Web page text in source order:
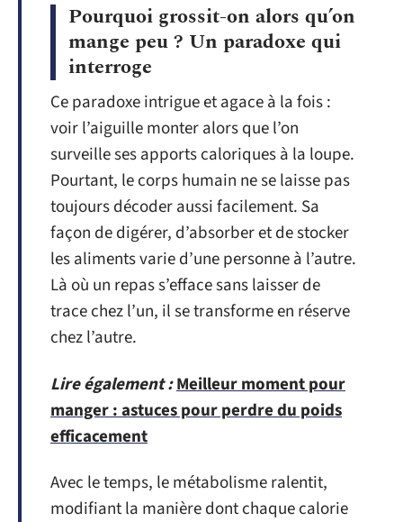
Pourquoi grossit-on alors qu’on
mange peu ? Un paradoxe qui
interroge
Ce paradoxe intrigue et agace à la fois :
voir l’aiguille monter alors que l’on
surveille ses apports caloriques à la loupe.
Pourtant, le corps humain ne se laisse pas
toujours décoder aussi facilement. Sa
façon de digérer, d’absorber et de stocker
les aliments varie d’une personne à l’autre.
Là où un repas s’efface sans laisser de
trace chez l’un, il se transforme en réserve
chez l’autre.
Lire également :Meilleur moment pour
manger : astuces pour perdre du poids
efficacement
Avec le temps, le métabolisme ralentit,
modifiant la manière dont chaque calorie